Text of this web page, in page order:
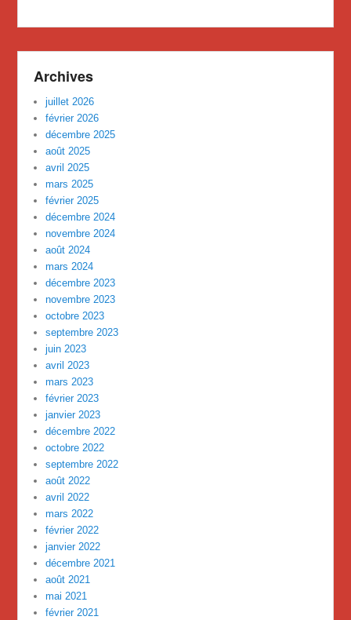
Archives
juillet 2026
février 2026
décembre 2025
août 2025
avril 2025
mars 2025
février 2025
décembre 2024
novembre 2024
août 2024
mars 2024
décembre 2023
novembre 2023
octobre 2023
septembre 2023
juin 2023
avril 2023
mars 2023
février 2023
janvier 2023
décembre 2022
octobre 2022
septembre 2022
août 2022
avril 2022
mars 2022
février 2022
janvier 2022
décembre 2021
août 2021
mai 2021
février 2021